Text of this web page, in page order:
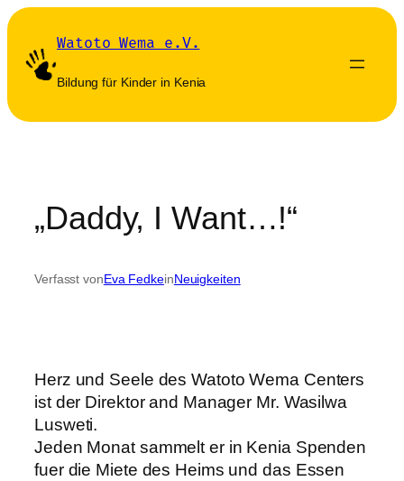
Zum
springen
Watoto Wema e.V.
Bildung für Kinder in Kenia
„Daddy, I Want…!“
Verfasst vonEva FedkeinNeuigkeiten
Herz und Seele des Watoto Wema Centers
ist der Direktor and Manager Mr. Wasilwa
Lusweti.
Jeden Monat sammelt er in Kenia Spenden
fuer die Miete des Heims und das Essen